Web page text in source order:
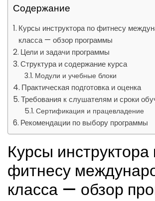
Содержание
Курсы инструктора по фитнесу
класса — обзор программы
Цели и задачи программы
Структура и содержание курса
Модули и учебные блоки
Практическая подготовка и оценка
Требования к слушателям и сроки
Сертификация и працевладение
Рекомендации по выбору программы
Курсы инструктора
фитнесу
класса — обзор